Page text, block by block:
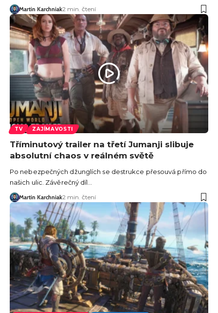
Martin Karchniak2 min. čtení
TV ZAJÍMAVOSTI
Tříminutový trailer na třetí Jumanji slibuje
absolutní chaos v reálném světě
Po nebezpečných džunglích se destrukce přesouvá přímo do
našich ulic. Závěrečný díl…
Martin Karchniak2 min. čtení